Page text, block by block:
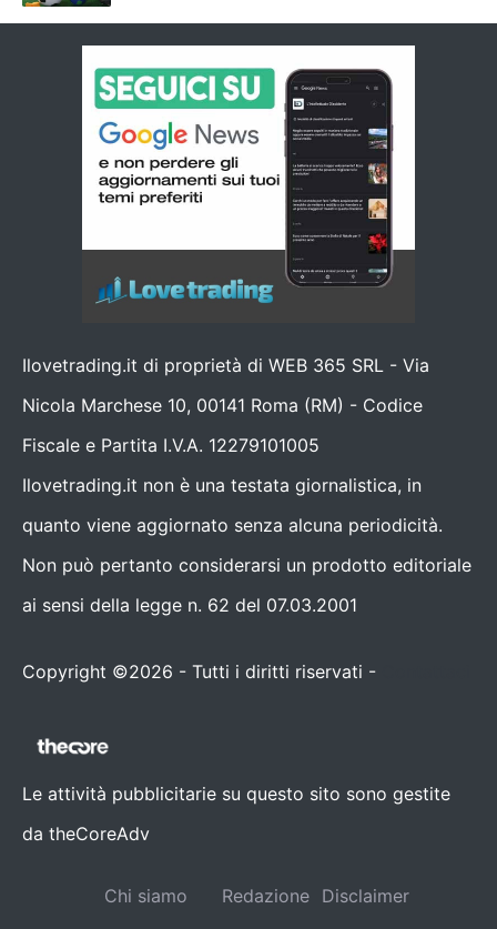
Ilovetrading.it di proprietà di WEB 365 SRL - Via
Nicola Marchese 10, 00141 Roma (RM) - Codice
Fiscale e Partita I.V.A. 12279101005
Ilovetrading.it non è una testata giornalistica, in
quanto viene aggiornato senza alcuna periodicità.
Non può pertanto considerarsi un prodotto editoriale
ai sensi della legge n. 62 del 07.03.2001
Copyright ©2026 - Tutti i diritti riservati -
Le attività pubblicitarie su questo sito sono gestite
da theCoreAdv
Chi siamo Redazione Disclaimer